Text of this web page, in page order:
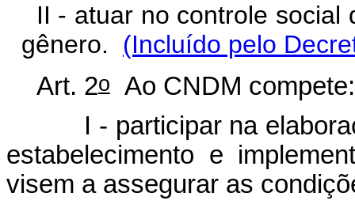
II - atuar no controle social
gênero. (Incluído pelo
Art. 2oAo CNDM compete:
I - participar na
estabelecimento e
visem a assegurar as